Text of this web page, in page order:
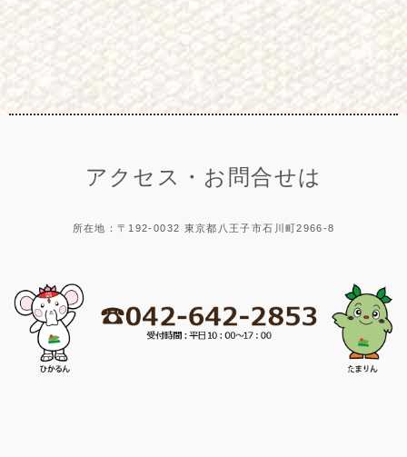
アクセス・お問合せは
所在地：〒192-0032 東京都八王子市石川町2966-8